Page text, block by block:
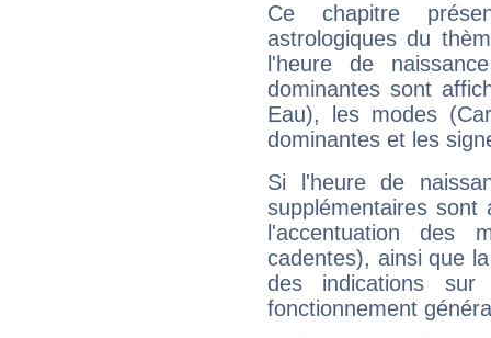
Ce chapitre
astrologiques du
l'heure de
dominantes sont
Eau), les modes
dominantes et les
Si l'heure de
supplémentaires sont
l'accentuation des
cadentes), ainsi que
des indications sur
fonctionnement